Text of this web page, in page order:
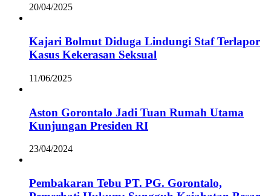
20/04/2025
Kajari Bolmut Diduga Lindungi Staf Terlapor
Kasus Kekerasan Seksual
11/06/2025
Aston Gorontalo Jadi Tuan Rumah Utama
Kunjungan Presiden RI
23/04/2024
Pembakaran Tebu PT. PG. Gorontalo,